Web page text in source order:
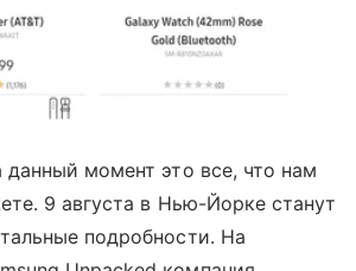
момент это все, что нам
9 августа в Нью-Йорке станут
подробности. На